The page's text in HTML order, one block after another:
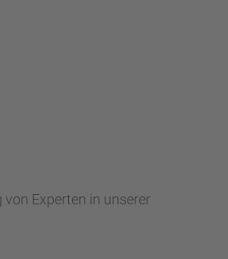
Experten in unserer